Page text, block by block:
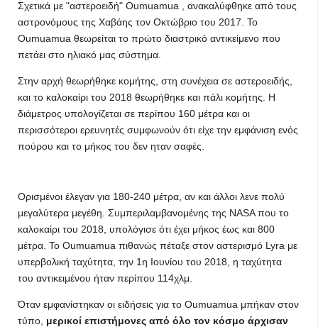
Σχετικά με "αστεροειδή" Oumuamua , ανακαλύφθηκε από τους
αστρονόμους της Χαβάης τον Οκτώβριο του 2017. Το
Oumuamua θεωρείται το πρώτο διαστρικό αντικείμενο που
πετάει στο ηλιακό μας σύστημα.
Στην αρχή θεωρήθηκε κομήτης, στη συνέχεια σε αστεροειδής,
και το καλοκαίρι του 2018 θεωρήθηκε και πάλι κομήτης. Η
διάμετρος υπολογίζεται σε περίπου 160 μέτρα και οι
περισσότεροι ερευνητές συμφωνούν ότι είχε την εμφάνιση ενός
πούρου και το μήκος του δεν ηταν σαφές.
Ορισμένοι έλεγαν για 180-240 μέτρα, αν και άλλοι λενε πολύ
μεγαλύτερα μεγέθη. Συμπεριλαμβανομένης της NASA που το
καλοκαίρι του 2018, υπολόγισε ότι έχει μήκος έως και 800
μέτρα. Το Oumuamua πιθανώς πέταξε στον αστερισμό Lyra με
υπερβολική ταχύτητα, την 1η Ιουνίου του 2018, η ταχύτητα
του αντικειμένου ήταν περίπου 114χλμ.
Όταν εμφανίστηκαν οι ειδήσεις για το Oumuamua μπήκαν στον
τύπο, μερικοί επιστήμονες από όλο τον κόσμο άρχισαν